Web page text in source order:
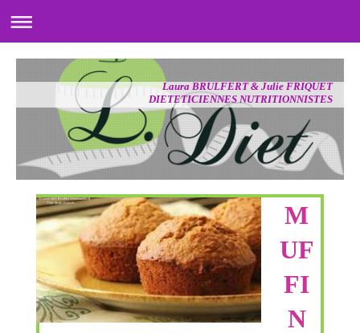
Laura BRULFERT & Julie FRIQUET
DIETETICIENNES NUTRITIONNISTES
M
UF
FI
N